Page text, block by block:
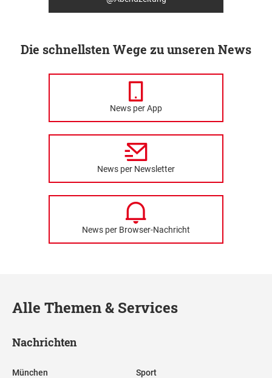
Die schnellsten Wege zu unseren News
News per App
News per Newsletter
News per Browser-Nachricht
Alle Themen & Services
Nachrichten
München Sport